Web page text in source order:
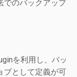
でのバックアップ
を利用し、バッ
ブとして定義が可